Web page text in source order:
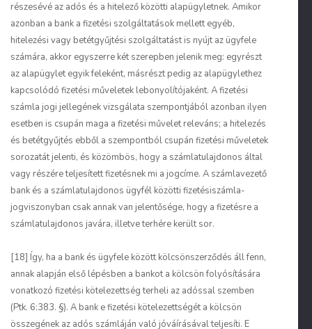
részesévé az adós és a hitelező közötti alapügyletnek. Amikor
azonban a bank a fizetési szolgáltatások mellett egyéb,
hitelezési vagy betétgyűjtési szolgáltatást is nyújt az ügyfele
számára, akkor egyszerre két szerepben jelenik meg: egyrészt
az alapügylet egyik feleként, másrészt pedig az alapügylethez
kapcsolódó fizetési műveletek lebonyolítójaként. A fizetési
számla jogi jellegének vizsgálata szempontjából azonban ilyen
esetben is csupán maga a fizetési művelet releváns; a hitelezés
és betétgyűjtés ebből a szempontból csupán fizetési műveletek
sorozatát jelenti, és közömbös, hogy a számlatulajdonos által
vagy részére teljesített fizetésnek mi a jogcíme. A számlavezető
bank és a számlatulajdonos ügyfél közötti fizetésiszámla-
jogviszonyban csak annak van jelentősége, hogy a fizetésre a
számlatulajdonos javára, illetve terhére került sor.
[18] Így, ha a bank és ügyfele között kölcsönszerződés áll fenn,
annak alapján első lépésben a bankot a kölcsön folyósítására
vonatkozó fizetési kötelezettség terheli az adóssal szemben
(Ptk. 6:383. §). A bank e fizetési kötelezettségét a kölcsön
összegének az adós számláján való jóváírásával teljesíti. E